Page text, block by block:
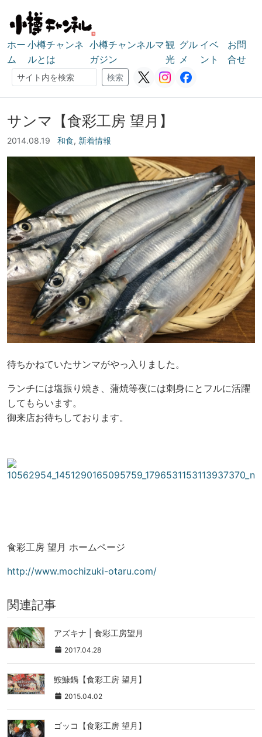
ホー
ム
小樽チャンネ
ルとは
小樽チャンネルマ
ガジン
観
光
グル
メ
イベ
ント
お問
合せ
検索
検索
サンマ【食彩工房 望月】
2014.08.19 和食, 新着情報
待ちかねていたサンマがやっ入りました。
ランチには塩振り焼き、蒲焼等夜には刺身にとフルに活躍
してもらいます。
御来店お待ちしております。
食彩工房 望月 ホームページ
http://www.mochizuki-otaru.com/
関連記事
アズキナ | 食彩工房望月
2017.04.28
鮟鱇鍋【食彩工房 望月】
2015.04.02
ゴッコ【食彩工房 望月】